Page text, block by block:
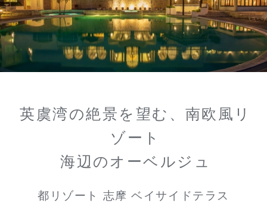
英虞湾の絶景を望む、南欧風リ
ゾート
海辺のオーベルジュ
都リゾート 志摩 ベイサイドテラス